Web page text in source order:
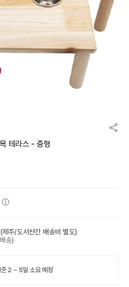
테라스 - 중형
(제주/도서산간 배송비 별도)
송)
2 ~ 5일 소요 예정